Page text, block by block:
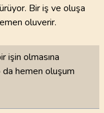
Bir iş ve oluşa
oluverir.
işin olmasına
hemen oluşum